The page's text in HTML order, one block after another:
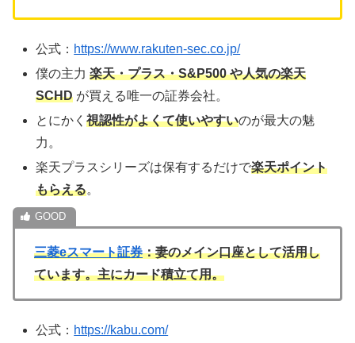
公式： https://www.rakuten-sec.co.jp/
僕の主力楽天・プラス・S&P500 や人気の楽天
SCHD が買える唯一の証券会社。
とにかく視認性がよくて使いやすいのが最大の魅
力。
楽天プラスシリーズは保有するだけで楽天ポイント
もらえる。
三菱eスマート証券：妻のメイン口座として活用し
ています。主にカード積立て用。
公式： https://kabu.com/